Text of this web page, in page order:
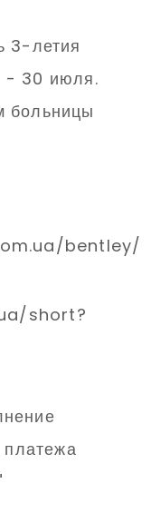
3-летия
- 30 июля.
больницы
bentley/
short?
платежа